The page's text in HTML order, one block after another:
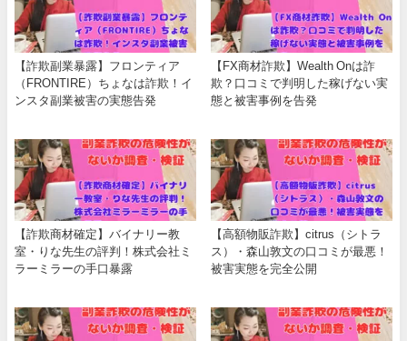
【詐欺副業暴露】フロンティア
（FRONTIRE）ちょなは詐欺！イ
ンスタ副業被害の実態告発
【FX商材詐欺】Wealth Onは詐
欺？口コミで判明した稼げない実
態と被害事例を告発
【詐欺商材確定】バイナリー教
室・りな先生の評判！株式会社ミ
ラーミラーの手口暴露
【高額物販詐欺】citrus（シトラ
ス）・森山敦文の口コミが最悪！
被害実態を完全公開